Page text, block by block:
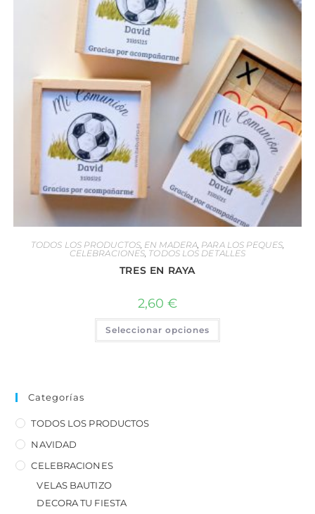
TODOS LOS PRODUCTOS, EN MADERA PARA LOS PEQUES,
CELEBRACIONES TODOS LOS DETALLES
TRES EN RAYA
2,60€
Seleccionar opciones
Categorías
TODOS LOS PRODUCTOS
NAVIDAD
CELEBRACIONES
VELAS BAUTIZO
DECORA TU FIESTA